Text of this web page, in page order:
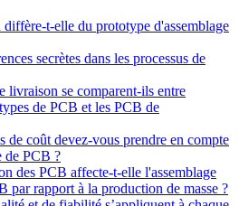
t-elle du prototype d'assemblage
secrètes dans les processus de
livraison se comparent-ils entre
de PCB et les PCB de
de coût devez-vous prendre en compte
de PCB ?
des PCB affecte-t-elle l'assemblage
par rapport à la production de masse ?